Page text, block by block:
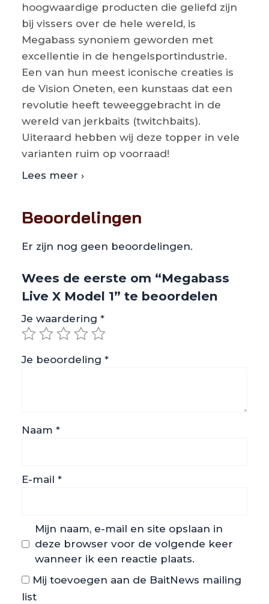
hoogwaardige producten die geliefd zijn
bij vissers over de hele wereld, is
Megabass synoniem geworden met
excellentie in de hengelsportindustrie.
Een van hun meest iconische creaties is
de Vision Oneten, een kunstaas dat een
revolutie heeft teweeggebracht in de
wereld van jerkbaits (twitchbaits).
Uiteraard hebben wij deze topper in vele
varianten ruim op voorraad!
Lees meer ›
Beoordelingen
Er zijn nog geen beoordelingen.
Wees de eerste om “Megabass
Live X Model 1” te beoordelen
Je waardering *
Je beoordeling *
Naam *
E-mail *
Mijn naam, e-mail en site opslaan in
deze browser voor de volgende keer
wanneer ik een reactie plaats.
Mij toevoegen aan de BaitNews mailing
list